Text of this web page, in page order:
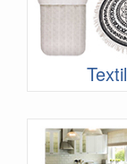
Textil